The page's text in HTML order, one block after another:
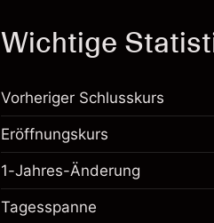
Wichtige
Vorheriger Schlusskurs
Eröffnungskurs
1-Jahres-Änderung
Tagesspanne